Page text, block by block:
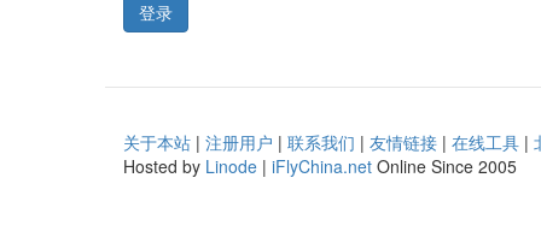
登录
关于本站 | 注册用户 | 联系我们 | 友情链接 | 在线工具 |
Hosted by Linode | iFlyChina.net Online Since 2005